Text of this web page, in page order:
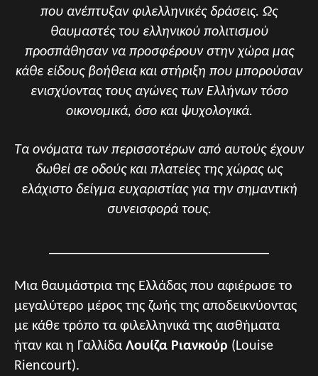
που ανέπτυξαν φιλελληνικές δράσεις. Ως
θαυμαστές του ελληνικού πολιτισμού
προσπάθησαν να προσφέρουν στην χώρα μας
κάθε είδους βοήθεια και στήριξη που μπορούσαν
ενισχύοντας τους αγώνες των Ελλήνων τόσο
οικονομικά, όσο και ψυχολογικά.
Τα ονόματα των περισσοτέρων από αυτούς έχουν
δωθεί σε οδούς και πλατείες της χώρας ως
ελάχιστο δείγμα ευχαριστίας για την σημαντική
συνεισφορά τους.
Μια θαυμάστρια της Ελλάδας που αφιέρωσε το
μεγαλύτερο μέρος της ζωής της αποδεικνύοντας
με κάθε τρόπο τα φιλελληνικά της αισθήματα
ήταν και η Γαλλίδα Λουίζα Ριανκούρ (Louise
Riencourt).